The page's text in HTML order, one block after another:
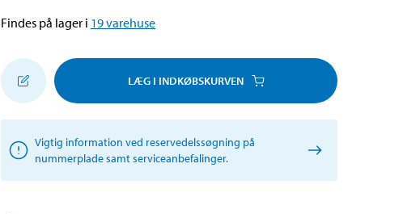
Findes på lager i 19varehuse
LÆG I INDKØBSKURVEN
Vigtig information ved reservedelssøgning på
nummerplade samt serviceanbefalinger.